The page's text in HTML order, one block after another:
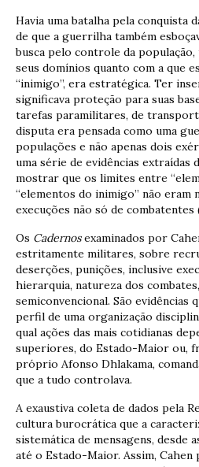
Havia uma batalha pela conquista
de que a guerrilha também
busca pelo controle da população,
seus domínios quanto com a que
“inimigo”, era estratégica. Ter
significava proteção para suas
tarefas paramilitares, de
disputa era pensada como uma
populações e não apenas dois
uma série de evidências extraídas
mostrar que os limites entre
“elementos do inimigo” não eram
execuções não só de combatentes
Os Cadernosexaminados por
estritamente militares, sobre
deserções, punições, inclusive
hierarquia, natureza dos
semiconvencional. São evidências
perfil de uma organização
qual ações das mais cotidianas
superiores, do Estado-Maior ou,
próprio Afonso Dhlakama,
que a tudo controlava.
A exaustiva coleta de dados pela
cultura burocrática que a
sistemática de mensagens, desde
até o Estado-Maior. Assim,